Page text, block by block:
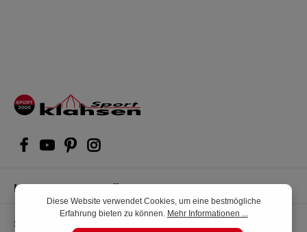
Kompetente Kaufberatung
Shop Service
Diese Website verwendet Cookies, um eine bestmögliche
Erfahrung bieten zu können. Mehr Informationen ...